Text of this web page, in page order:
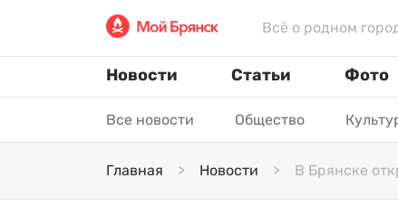
Всё о родном
Новости Статьи Фото
Все новости Общество
Главная Новости В Брянске